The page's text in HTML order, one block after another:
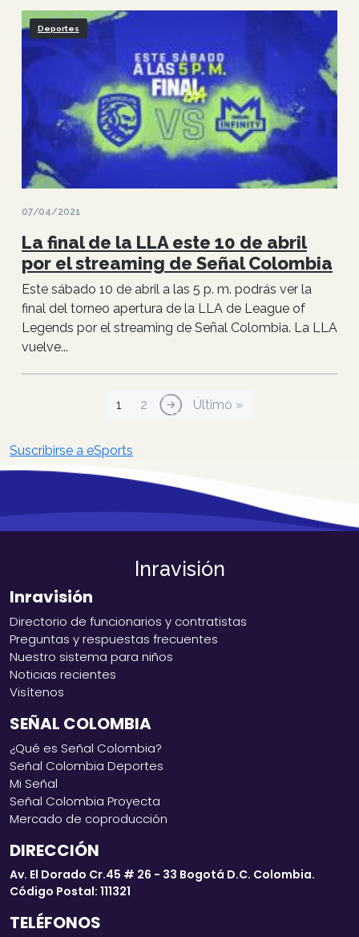
Deportes
07/04/2021
La final de la LLA este 10 de abril
por el streaming de Señal Colombia
Este sábado 10 de abril a las 5 p. m. podrás ver la
final del torneo apertura de la LLA de League of
Legends por el streaming de Señal Colombia. La LLA
vuelve...
Página actual
1 Página
2 Siguiente página
›› Última página
Último »
Suscribirse a eSports
Inravisión
Inravisión
Directorio de funcionarios y contratistas
Preguntas y respuestas frecuentes
Nuestro sistema para niños
Noticias recientes
Visítenos
SEÑAL COLOMBIA
¿Qué es Señal Colombia?
Señal Colombia Deportes
Mi Señal
Señal Colombia Proyecta
Mercado de coproducción
DIRECCIÓN
Av. El Dorado Cr.45 # 26 - 33 Bogotá D.C. Colombia.
Código Postal: 111321
TELÉFONOS